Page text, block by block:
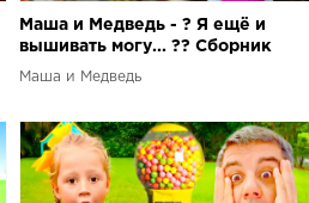
Маша и Медведь - ? Я ещё и
вышивать могу... ?? Сборник
лучших серий про Машу ?
Маша и Медведь